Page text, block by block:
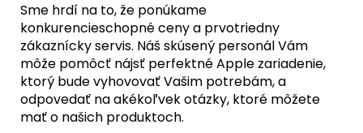
Sme hrdí na to, že ponúkame
konkurencieschopné ceny a prvotriedny
zákaznícky servis. Náš skúsený personál Vám
môže pomôcť nájsť perfektné Apple zariadenie,
ktorý bude vyhovovať Vašim potrebám, a
odpovedať na akékoľvek otázky, ktoré môžete
mať o našich produktoch.